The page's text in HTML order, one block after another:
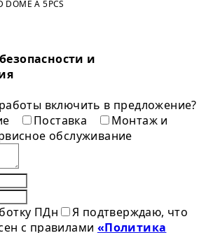
DOME A 5PCS
и
включить в предложение?
Поставка
Монтаж и
обслуживание
ПДн
Я подтверждаю, что
с правилами «Политика